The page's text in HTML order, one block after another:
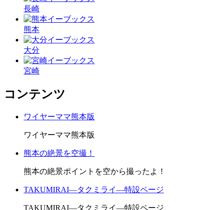
長崎
熊本
大分
宮崎
コンテンツ
ワイヤーママ熊本版
ワイヤーママ熊本版
熊本の絶景を空撮！
熊本の絶景ポイントを空から撮ったよ！
TAKUMIRAI―タクミライ―特設ページ
TAKUMIRAI―タクミライ―特設ページ